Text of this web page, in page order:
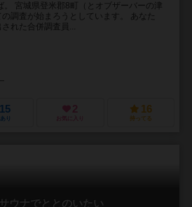
。 宮城県登米郡8町（とオブザーバーの津
調査が始まろうとしています。 あなた
れた合併調査員...
15
り
2
お気に入り
16
持ってる
ウナでととのいたい